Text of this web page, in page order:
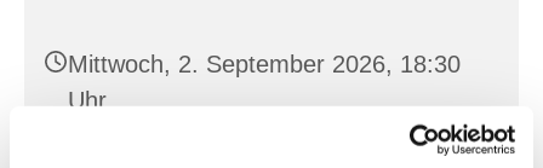
Mittwoch, 2. September 2026, 18:30
Uhr